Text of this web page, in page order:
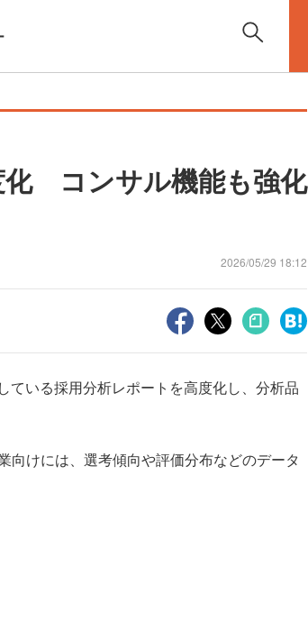
化 コンサル機能も強化
2026/05/29 18:12
いる採用分析レポートを高度化し、分析品
けには、選考傾向や評価分布などのデータ